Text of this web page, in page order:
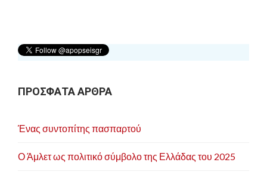
ΠΡΟΣΦΑΤΑ ΑΡΘΡΑ
Ένας συντοπίτης πασπαρτού
Ο Άμλετ ως πολιτικό σύμβολο της Ελλάδας του 2025